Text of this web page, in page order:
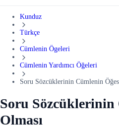
Kunduz
Türkçe
Cümlenin Ögeleri
Cümlenin Yardımcı Öğeleri
Soru Sözcüklerinin Cümlenin
Soru Sözcüklerinin
Olması